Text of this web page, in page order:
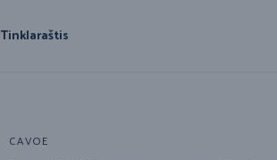
Tinklaraštis
CAVOE